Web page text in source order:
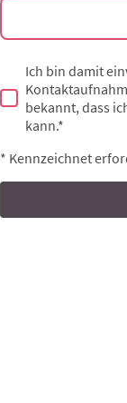
Ich bin damit
bekannt, dass
kann.*
* Kennzeichnet